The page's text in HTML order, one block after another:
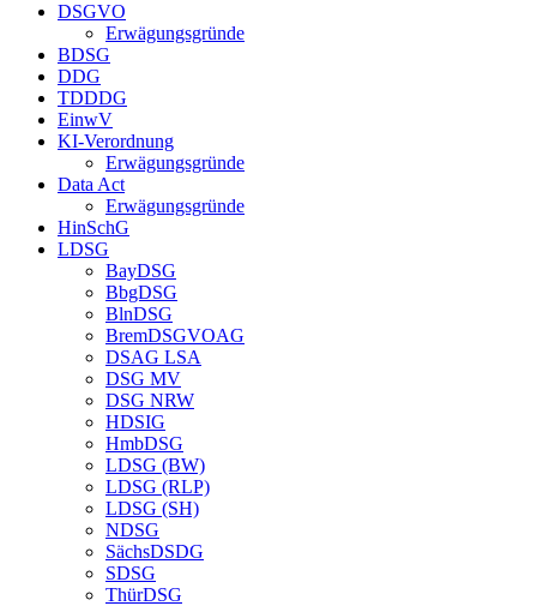
DSGVO
Erwägungsgründe
BDSG
DDG
TDDDG
EinwV
KI-Verordnung
Erwägungsgründe
Data Act
Erwägungsgründe
HinSchG
LDSG
BayDSG
BbgDSG
BlnDSG
BremDSGVOAG
DSAG LSA
DSG MV
DSG NRW
HDSIG
HmbDSG
LDSG (BW)
LDSG (RLP)
LDSG (SH)
NDSG
SächsDSDG
SDSG
ThürDSG